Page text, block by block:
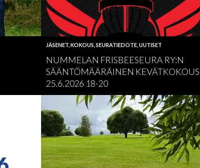
JÄSENET KOKOUS SEURATIEDOTE UUTISET
NUMMELAN FRISBEESEURA RY:N
SÄÄNTÖMÄÄRÄINEN KEVÄTKOKOUS
25.6.2026 18-20